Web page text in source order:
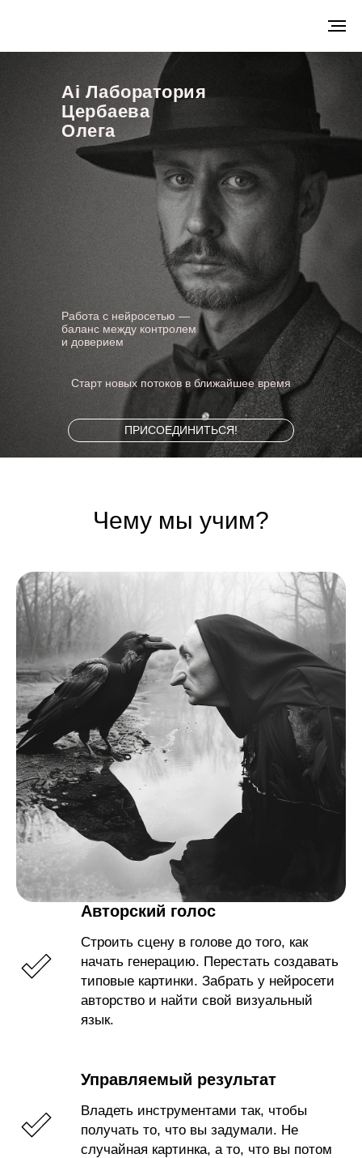
Ai Лаборатория
Цербаева
Олега
ПРИСОЕДИНИТЬСЯ!
Работа с нейросетью —
баланс между контролем
и доверием
Старт новых потоков в ближайшее время
Чему мы учим?
Авторский голос
Строить сцену в голове до того, как
начать генерацию. Перестать создавать
типовые картинки. Забрать у нейросети
авторство и найти свой визуальный
язык.
Управляемый результат
Владеть инструментами так, чтобы
получать то, что вы задумали. Не
случайная картинка, а то, что вы потом